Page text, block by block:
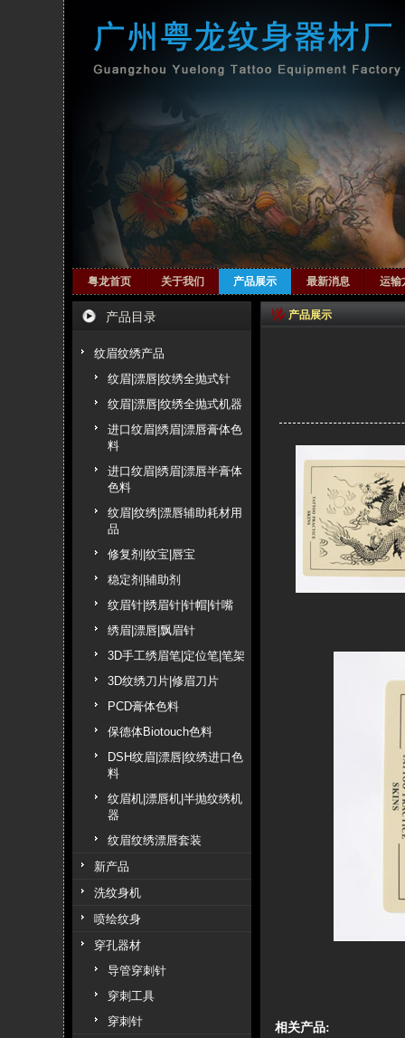
粤龙首页 关于我们 产品展示 最新消息 运输
产品目录
纹眉纹绣产品
纹眉|漂唇|纹绣全抛式针
纹眉|漂唇|纹绣全抛式机器
进口纹眉|绣眉|漂唇膏体色
料
进口纹眉|绣眉|漂唇半膏体
色料
纹眉|纹绣|漂唇辅助耗材用
品
修复剂|纹宝|唇宝
稳定剂|辅助剂
纹眉针|绣眉针|针帽|针嘴
绣眉|漂唇|飘眉针
3D手工绣眉笔|定位笔|笔架
3D纹绣刀片|修眉刀片
PCD膏体色料
保德体Biotouch色料
DSH纹眉|漂唇|纹绣进口色
料
纹眉机|漂唇机|半抛纹绣机
器
纹眉纹绣漂唇套装
新产品
洗纹身机
喷绘纹身
穿孔器材
导管穿刺针
穿刺工具
穿刺针
产品展示
相关产品: